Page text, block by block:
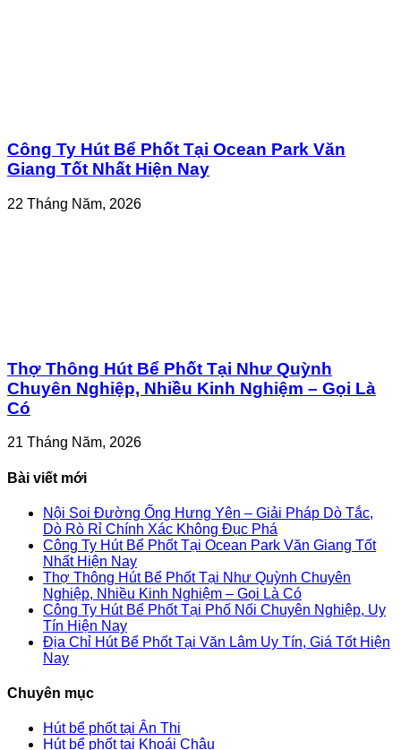
Công Ty Hút Bể Phốt Tại Ocean Park Văn
Giang Tốt Nhất Hiện Nay
22 Tháng Năm, 2026
Thợ Thông Hút Bể Phốt Tại Như Quỳnh
Chuyên Nghiệp, Nhiều Kinh Nghiệm – Gọi Là
Có
21 Tháng Năm, 2026
Bài viết mới
Nội Soi Đường Ống Hưng Yên – Giải Pháp Dò Tắc,
Dò Rò Rỉ Chính Xác Không Đục Phá
Công Ty Hút Bể Phốt Tại Ocean Park Văn Giang Tốt
Nhất Hiện Nay
Thợ Thông Hút Bể Phốt Tại Như Quỳnh Chuyên
Nghiệp, Nhiều Kinh Nghiệm – Gọi Là Có
Công Ty Hút Bể Phốt Tại Phố Nối Chuyên Nghiệp, Uy
Tín Hiện Nay
Địa Chỉ Hút Bể Phốt Tại Văn Lâm Uy Tín, Giá Tốt Hiện
Nay
Chuyên mục
Hút bể phốt tại Ân Thi
Hút bể phốt tại Khoái Châu